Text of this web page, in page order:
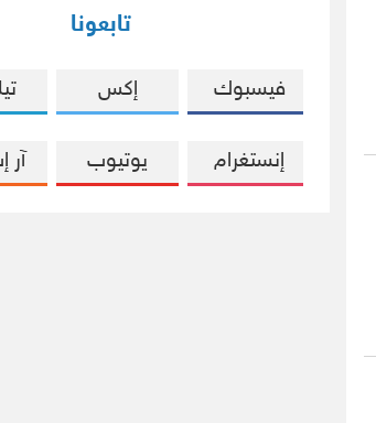
تابعونا
فيسبوك إكس
إنستغرام يوتيوب